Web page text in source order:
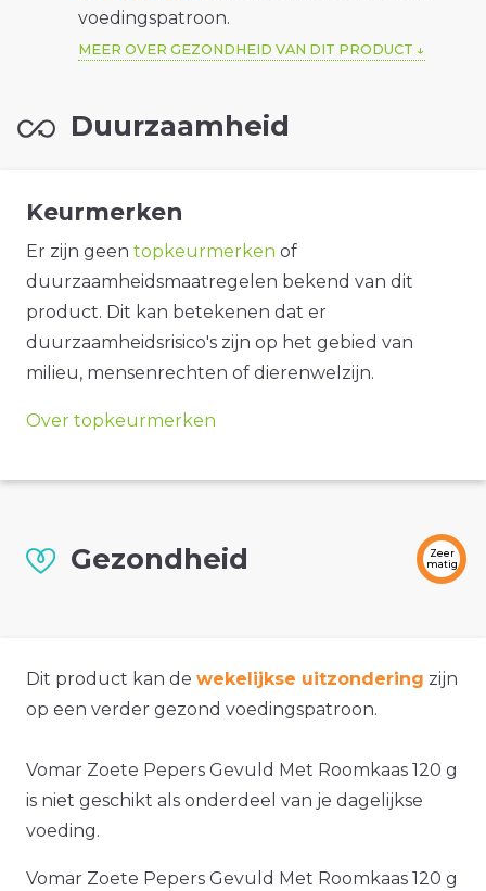
voedingspatroon.
MEER OVER GEZONDHEID VAN DIT PRODUCT
Duurzaamheid
Keurmerken
Er zijn geen topkeurmerken of
duurzaamheidsmaatregelen bekend van dit
product. Dit kan betekenen dat er
duurzaamheidsrisico's zijn op het gebied van
milieu, mensenrechten of dierenwelzijn.
Over topkeurmerken
Gezondheid
Zeer
matig
Dit product kan de wekelijkse uitzondering zijn
op een verder gezond voedingspatroon.
Vomar Zoete Pepers Gevuld Met Roomkaas 120 g
is niet geschikt als onderdeel van je dagelijkse
voeding.
Vomar Zoete Pepers Gevuld Met Roomkaas 120 g